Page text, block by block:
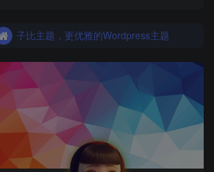
子比主题，更优雅的Wordpress主题